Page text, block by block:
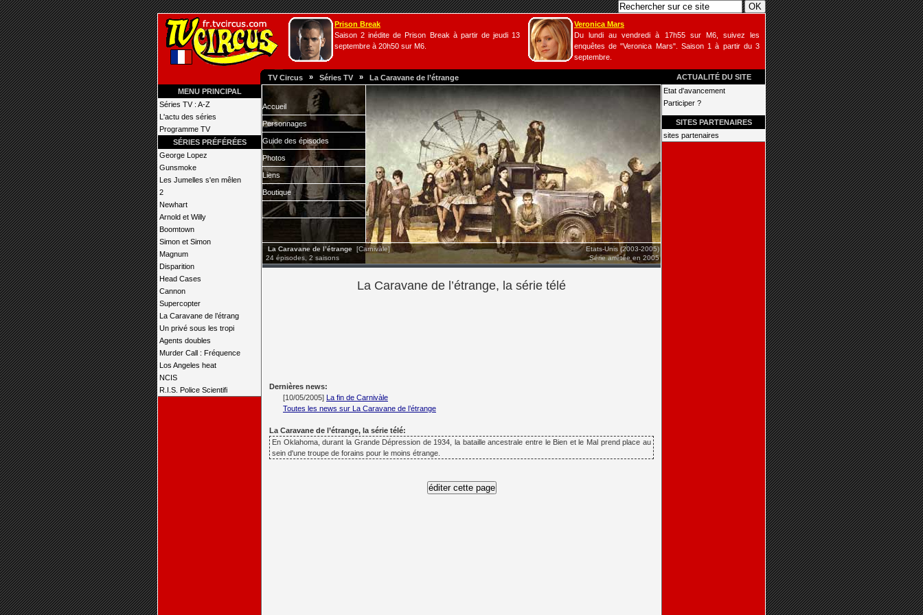
Prison Break
Saison 2 inédite de Prison Break à partir de jeudi 13
septembre à 20h50 sur M6.
Veronica Mars
Du lundi au vendredi à 17h55 sur M6, suivez les
enquêtes de "Veronica Mars". Saison 1 à partir du 3
septembre.
TV Circus » Séries TV » La Caravane de l’étrange
ACTUALITÉ DU SITE
MENU PRINCIPAL
Séries TV : A-Z
L'actu des séries
Programme TV
SÉRIES PRÉFÉRÉES
George Lopez
Gunsmoke
Les Jumelles s'en mêlen
2
Newhart
Arnold et Willy
Boomtown
Simon et Simon
Magnum
Disparition
Head Cases
Cannon
Supercopter
La Caravane de l’étrang
Un privé sous les tropi
Agents doubles
Murder Call : Fréquence
Los Angeles heat
NCIS
R.I.S. Police Scientifi
Accueil
Personnages
Guide des épisodes
Photos
Liens
Boutique
La Caravane de l’étrange [Carnivàle]
24 épisodes, 2 saisons
Etats-Unis (2003-2005)
Série arrêtée en 2005
La Caravane de l’étrange, la série télé
Dernières news:
[10/05/2005] La fin de Carnivàle
Toutes les news sur La Caravane de l’étrange
La Caravane de l’étrange, la série télé:
En Oklahoma, durant la Grande Dépression de 1934, la bataille ancestrale entre le Bien et le Mal prend place au
sein d'une troupe de forains pour le moins étrange.
Etat d'avancement
Participer ?
SITES PARTENAIRES
sites partenaires